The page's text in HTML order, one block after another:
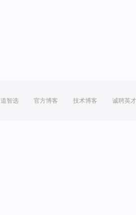
智选 官方博客 技术博客 诚聘英才